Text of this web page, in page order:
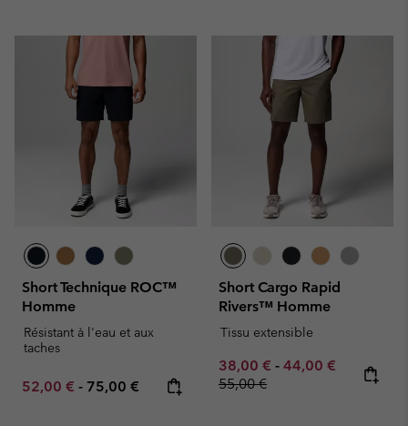
Short Technique ROC™
Homme
Résistant à l'eau et aux
taches
Minimum sale price:
52,00 € - Maximum price:
75,00 €
Short Cargo Rapid
Rivers™ Homme
Tissu extensible
Minimum sale price:
38,00 € - Maximum sale
44,00 € Regular
55,00 €